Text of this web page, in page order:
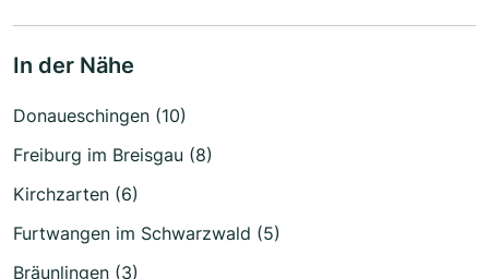
In der Nähe
Donaueschingen (10)
Freiburg im Breisgau (8)
Kirchzarten (6)
Furtwangen im Schwarzwald (5)
Bräunlingen (3)